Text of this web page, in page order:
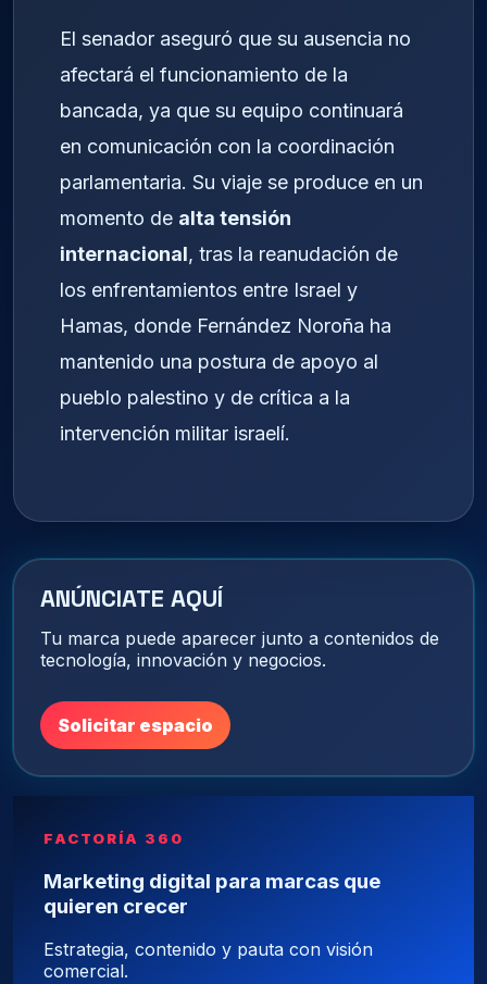
El senador aseguró que su ausencia no
afectará el funcionamiento de la
bancada, ya que su equipo continuará
en comunicación con la coordinación
parlamentaria. Su viaje se produce en un
momento de alta tensión
internacional, tras la reanudación de
los enfrentamientos entre Israel y
Hamas, donde Fernández Noroña ha
mantenido una postura de apoyo al
pueblo palestino y de crítica a la
intervención militar israelí.
ANÚNCIATE AQUÍ
Tu marca puede aparecer junto a contenidos de
tecnología, innovación y negocios.
Solicitar espacio
FACTORÍA 360
Marketing digital para marcas que
quieren crecer
Estrategia, contenido y pauta con visión
comercial.